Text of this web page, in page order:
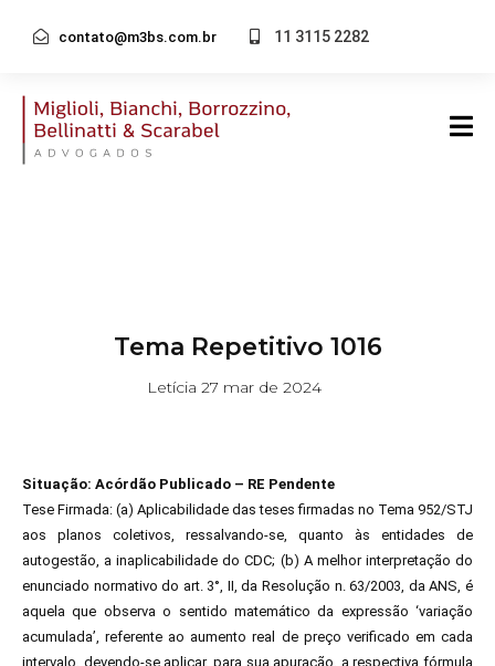
contato@m3bs.com.br 11 3115 2282
Tema Repetitivo 1016
Letícia 27 mar de 2024
Situação: Acórdão Publicado – RE Pendente
Tese Firmada: (a) Aplicabilidade das teses firmadas no Tema 952/STJ
aos planos coletivos, ressalvando-se, quanto às entidades de
autogestão, a inaplicabilidade do CDC; (b) A melhor interpretação do
enunciado normativo do art. 3°, II, da Resolução n. 63/2003, da ANS, é
aquela que observa o sentido matemático da expressão ‘variação
acumulada’, referente ao aumento real de preço verificado em cada
intervalo, devendo-se aplicar, para sua apuração, a respectiva fórmula